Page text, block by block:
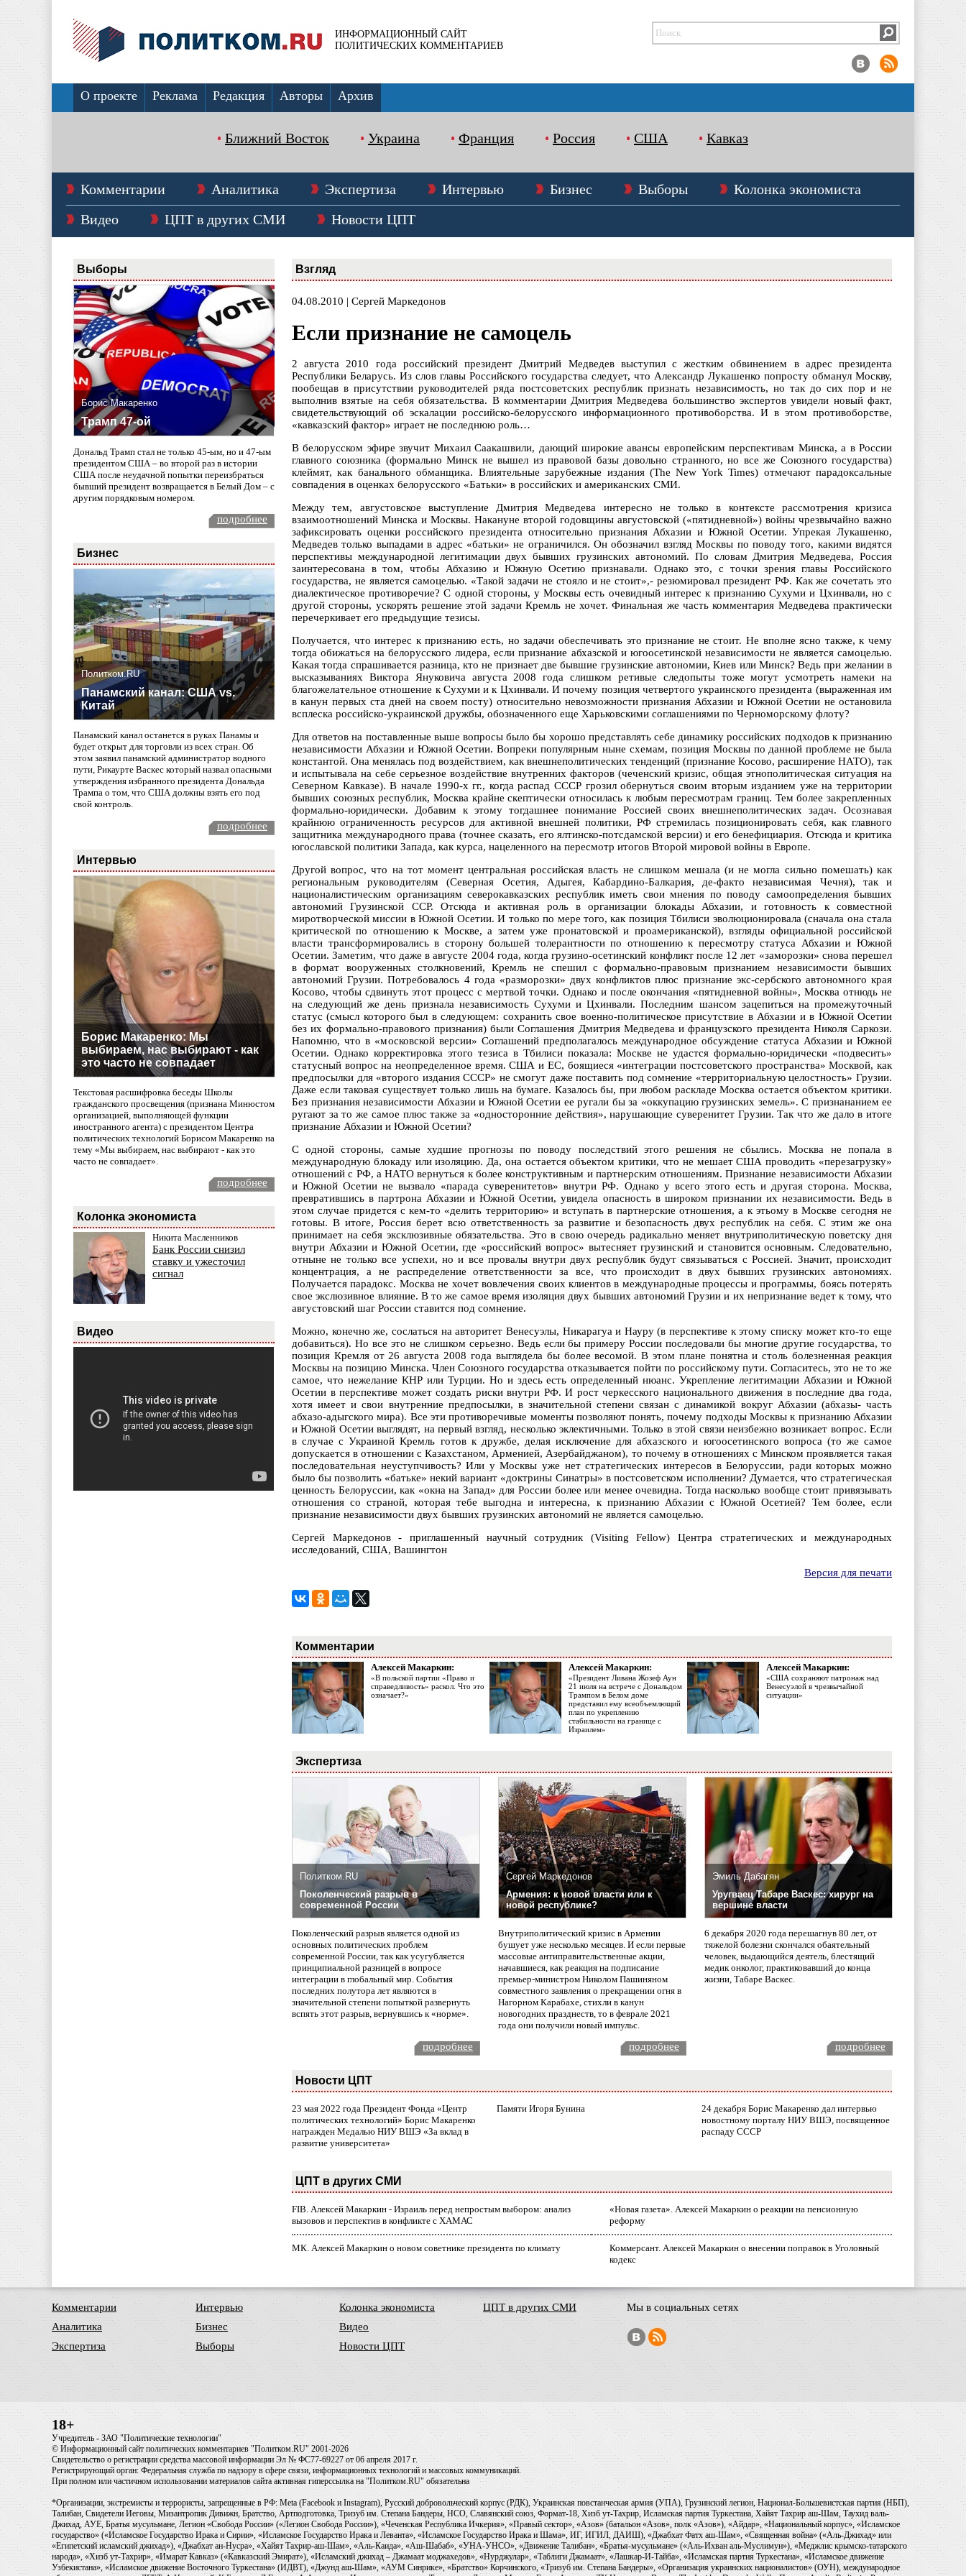
ИНФОРМАЦИОННЫЙ САЙТ
ПОЛИТИЧЕСКИХ КОММЕНТАРИЕВ
О проекте Реклама Редакция Авторы Архив
Ближний Восток Украина Франция Россия США Кавказ
Комментарии Аналитика Экспертиза Интервью Бизнес Выборы
Колонка экономиста
Видео
ЦПТ в других СМИ Новости ЦПТ
Выборы
Борис Макаренко
Трамп 47-ой
Дональд Трамп стал не только 45-ым, но и 47-ым
президентом США – во второй раз в истории
США после неудачной попытки переизбраться
бывший президент возвращается в Белый Дом – с
другим порядковым номером.
подробнее
Бизнес
Политком.RU
Панамский канал: США vs.
Китай
Панамский канал останется в руках Панамы и
будет открыт для торговли из всех стран. Об
этом заявил панамский администратор водного
пути, Рикаурте Васкес который назвал опасными
утверждения избранного президента Дональда
Трампа о том, что США должны взять его под
свой контроль.
подробнее
Интервью
Борис Макаренко: Мы
выбираем, нас выбирают - как
это часто не совпадает
Текстовая расшифровка беседы Школы
гражданского просвещения (признана Минюстом
организацией, выполняющей функции
иностранного агента) с президентом Центра
политических технологий Борисом Макаренко на
тему «Мы выбираем, нас выбирают - как это
часто не совпадает».
подробнее
Колонка экономиста
Никита Масленников
Банк России снизил
ставку и ужесточил
сигнал
Видео
Взгляд
04.08.2010 | Сергей Маркедонов
Если признание не самоцель
2 августа 2010 года российский президент Дмитрий Медведев выступил с жестким обвинением в адрес президента
Республики Беларусь. Из слов главы Российского государства следует, что Александр Лукашенко попросту обманул Москву,
пообещав в присутствии руководителей ряда постсоветских республик признать независимость, но так до сих пор и не
выполнив взятые на себя обязательства. В комментарии Дмитрия Медведева большинство экспертов увидели новый факт,
свидетельствующий об эскалации российско-белорусского информационного противоборства. И в этом противоборстве,
«кавказский фактор» играет не последнюю роль…
В белорусском эфире звучит Михаил Саакашвили, дающий широкие авансы европейским перспективам Минска, а в России
главного союзника (формально Минск не вышел из правовой базы довольно странного, но все же Союзного государства)
клеймят, как банального обманщика. Влиятельные зарубежные издания (The New York Times) отмечают парадоксальные
совпадения в оценках белорусского «Батьки» в российских и американских СМИ.
Между тем, августовское выступление Дмитрия Медведева интересно не только в контексте рассмотрения кризиса
взаимоотношений Минска и Москвы. Накануне второй годовщины августовской («пятидневной») войны чрезвычайно важно
зафиксировать оценки российского президента относительно признания Абхазии и Южной Осетии. Упрекая Лукашенко,
Медведев только выпадами в адрес «батьки» не ограничился. Он обозначил взгляд Москвы по поводу того, какими видятся
перспективы международной легитимации двух бывших грузинских автономий. По словам Дмитрия Медведева, Россия
заинтересована в том, чтобы Абхазию и Южную Осетию признавали. Однако это, с точки зрения главы Российского
государства, не является самоцелью. «Такой задачи не стояло и не стоит»,- резюмировал президент РФ. Как же сочетать это
диалектическое противоречие? С одной стороны, у Москвы есть очевидный интерес к признанию Сухуми и Цхинвали, но с
другой стороны, ускорять решение этой задачи Кремль не хочет. Финальная же часть комментария Медведева практически
перечеркивает его предыдущие тезисы.
Получается, что интерес к признанию есть, но задачи обеспечивать это признание не стоит. Не вполне ясно также, к чему
тогда обижаться на белорусского лидера, если признание абхазской и югоосетинской независимости не является самоцелью.
Какая тогда спрашивается разница, кто не признает две бывшие грузинские автономии, Киев или Минск? Ведь при желании в
высказываниях Виктора Януковича августа 2008 года слишком ретивые следопыты тоже могут усмотреть намеки на
благожелательное отношение к Сухуми и к Цхинвали. И почему позиция четвертого украинского президента (выраженная им
в канун первых ста дней на своем посту) относительно невозможности признания Абхазии и Южной Осетии не остановила
всплеска российско-украинской дружбы, обозначенного еще Харьковскими соглашениями по Черноморскому флоту?
Для ответов на поставленные выше вопросы было бы хорошо представлять себе динамику российских подходов к признанию
независимости Абхазии и Южной Осетии. Вопреки популярным ныне схемам, позиция Москвы по данной проблеме не была
константой. Она менялась под воздействием, как внешнеполитических тенденций (признание Косово, расширение НАТО), так
и испытывала на себе серьезное воздействие внутренних факторов (чеченский кризис, общая этнополитическая ситуация на
Северном Кавказе). В начале 1990-х гг., когда распад СССР грозил обернуться своим вторым изданием уже на территории
бывших союзных республик, Москва крайне скептически относилась к любым пересмотрам границ. Тем более закрепленных
формально-юридически. Добавим к этому тогдашнее понимание Россией своих внешнеполитических задач. Осознавая
крайнюю ограниченность ресурсов для активной внешней политики, РФ стремилась позиционировать себя, как главного
защитника международного права (точнее сказать, его ялтинско-потсдамской версии) и его бенефициария. Отсюда и критика
югославской политики Запада, как курса, нацеленного на пересмотр итогов Второй мировой войны в Европе.
Другой вопрос, что на тот момент центральная российская власть не слишком мешала (и не могла сильно помешать) как
региональным руководителям (Северная Осетия, Адыгея, Кабардино-Балкария, де-факто независимая Чечня), так и
националистическим организациям северокавказских республик иметь свои мнения по поводу самоопределения бывших
автономий Грузинской ССР. Отсюда и активная роль в организации блокады Абхазии, и готовность к совместной
миротворческой миссии в Южной Осетии. И только по мере того, как позиция Тбилиси эволюционировала (сначала она стала
критической по отношению к Москве, а затем уже пронатовской и проамериканской), взгляды официальной российской
власти трансформировались в сторону большей толерантности по отношению к пересмотру статуса Абхазии и Южной
Осетии. Заметим, что даже в августе 2004 года, когда грузино-осетинский конфликт после 12 лет «заморозки» снова перешел
в формат вооруженных столкновений, Кремль не спешил c формально-правовым признанием независимости бывших
автономий Грузии. Потребовалось 4 года «разморозки» двух конфликтов плюс признание экс-сербского автономного края
Косово, чтобы сдвинуть этот процесс с мертвой точки. Однако и после окончания «пятидневной войны», Москва отнюдь не
на следующий же день признала независимость Сухуми и Цхинвали. Последним шансом зацепиться на промежуточный
статус (смысл которого был в следующем: сохранить свое военно-политическое присутствие в Абхазии и в Южной Осетии
без их формально-правового признания) были Соглашения Дмитрия Медведева и французского президента Николя Саркози.
Напомню, что в «московской версии» Соглашений предполагалось международное обсуждение статуса Абхазии и Южной
Осетии. Однако корректировка этого тезиса в Тбилиси показала: Москве не удастся формально-юридически «подвесить»
статусный вопрос на неопределенное время. США и ЕС, боящиеся «интеграции постсоветского пространства» Москвой, как
предпосылки для «второго издания СССР» не смогут даже поставить под сомнение «территориальную целостность» Грузии.
Даже если таковая существует только лишь на бумаге. Казалось бы, при любом раскладе Москва остается объектом критики.
Без признания независимости Абхазии и Южной Осетии ее ругали бы за «оккупацию грузинских земель». С признананием ее
ругают за то же самое плюс также за «односторонние действия», нарушающие суверенитет Грузии. Так что же дало в итоге
признание Абхазии и Южной Осетии?
С одной стороны, самые худшие прогнозы по поводу последствий этого решения не сбылись. Москва не попала в
международную блокаду или изоляцию. Да, она остается объектом критики, что не мешает США проводить «перезагрузку»
отношений с РФ, а НАТО вернуться к более конструктивным и партнерским отношениям. Признание независимости Абхазии
и Южной Осетии не вызвало «парада суверенитетов» внутри РФ. Однако у всего этого есть и другая сторона. Москва,
превратившись в партрона Абхазии и Южной Осетии, увидела опасность в широком признании их независимости. Ведь в
этом случае придется с кем-то «делить территорию» и вступать в партнерские отношения, а к этьому в Москве сегодня не
готовы. В итоге, Россия берет всю ответственность за развитие и безопасность двух республик на себя. С этим же она
принимает на себя эксклюзивные обязательства. Это в свою очередь радикально меняет внутриполитическую поветску дня
внутри Абхазии и Южной Осетии, где «российский вопрос» вытесняет грузинский и становится основным. Следовательно,
отныне не только все успехи, но и все провалы внутри двух республик будут связываться с Россией. Значит, происходит
концентрация, а не распределение ответственности за все, что происходит в двух бывших грузинских автономиях.
Получается парадокс. Москва не хочет вовлечения своих клиентов в международные процессы и программы, боясь потерять
свое экслюзивное влияние. В то же самое время изоляция двух бывших автономий Грузии и их непризнание ведет к тому, что
августовский шаг России ставится под сомнение.
Можно, конечно же, сослаться на авторитет Венесуэлы, Никарагуа и Науру (в перспективе к этому списку может кто-то еще
добавиться). Но все это не слишком серьезно. Ведь если бы примеру России последовали бы многие другие государства, то
позиция Кремля от 26 августа 2008 года выглядела бы более весомой. В этом плане понятна и столь болезненная реакция
Москвы на позицию Минска. Член Союзного государства отказывается пойти по российскому пути. Согласитесь, это не то же
самое, что нежелание КНР или Турции. Но и здесь есть определенный нюанс. Укрепление легитимации Абхазии и Южной
Осетии в перспективе может создать риски внутри РФ. И рост черкесского национального движения в последние два года,
хотя имеет и свои внутренние предпосылки, в значительной степени связан с динамикой вокруг Абхазии (абхазы- часть
абхазо-адыгского мира). Все эти противоречивые моменты позволяют понять, почему подходы Москвы к признанию Абхазии
и Южной Осетии выглядят, на первый взгляд, несколько эклектичными. Только в этой связи неизбежно возникает вопрос. Если
в случае с Украиной Кремль готов к дружбе, делая исключение для абхазского и югоосетинского вопроса (то же самое
допускается в отношении с Казахстаном, Арменией, Азербайджаном), то почему в отношениях с Минском проявляется такая
последовательная неуступчивость? Или у Москвы уже нет стратегических интересов в Белоруссии, ради которых можно
было бы позволить «батьке» некий вариант «доктрины Синатры» в постсоветском исполнении? Думается, что стратегическая
ценность Белоруссии, как «окна на Запад» для России более или менее очевидна. Тогда насколько вообще стоит привязывать
отношения со страной, которая тебе выгодна и интересна, к признанию Абхазии с Южной Осетией? Тем более, если
признание независимости двух бывших грузинских автономий не является самоцелью.
Сергей Маркедонов - приглашенный научный сотрудник (Visiting Fellow) Центра стратегических и международных
исследований, США, Вашингтон
Версия для печати
Комментарии
Алексей Макаркин:
«В польской партии «Право и
справедливость» раскол. Что это
означает?»
Алексей Макаркин:
«Президент Ливана Жозеф Аун
21 июля на встрече с Дональдом
Трампом в Белом доме
представил ему всеобъемлющий
план по укреплению
стабильности на границе с
Израилем»
Алексей Макаркин:
«США сохраняют патронаж над
Венесуэлой в чрезвычайной
ситуации»
Экспертиза
Политком.RU
Поколенческий разрыв в
современной России
Поколенческий разрыв является одной из
основных политических проблем
современной России, так как усугубляется
принципиальной разницей в вопросе
интеграции в глобальный мир. События
последних полутора лет являются в
значительной степени попыткой развернуть
вспять этот разрыв, вернувшись к «норме».
Сергей Маркедонов
Армения: к новой власти или к
новой республике?
Внутриполитический кризис в Армении
бушует уже несколько месяцев. И если первые
массовые антиправительственные акции,
начавшиеся, как реакция на подписание
премьер-министром Николом Пашиняном
совместного заявления о прекращении огня в
Нагорном Карабахе, стихли в канун
новогодних празднеств, то в феврале 2021
года они получили новый импульс.
Эмиль Дабагян
Уругваец Табаре Васкес: хирург на
вершине власти
6 декабря 2020 года перешагнув 80 лет, от
тяжелой болезни скончался обаятельный
человек, выдающийся деятель, блестящий
медик онколог, практиковавший до конца
жизни, Табаре Васкес.
подробнее подробнее подробнее
Новости ЦПТ
23 мая 2022 года Президент Фонда «Центр
политических технологий» Борис Макаренко
награжден Медалью НИУ ВШЭ «За вклад в
развитие университета»
Памяти Игоря Бунина
24 декабря Борис Макаренко дал интервью
новостному порталу НИУ ВШЭ, посвященное
распаду СССР
ЦПТ в других СМИ
FIB. Алексей Макаркин - Израиль перед непростым выбором: анализ
вызовов и перспектив в конфликте с ХАМАС
«Новая газета». Алексей Макаркин о реакции на пенсионную
реформу
МК. Алексей Макаркин о новом советнике президента по климату
Коммерсант. Алексей Макаркин о внесении поправок в Уголовный
кодекс
Комментарии
Аналитика
Экспертиза
Интервью
Бизнес
Выборы
Колонка экономиста
Видео
Новости ЦПТ
ЦПТ в других СМИ Мы в социальных сетях
18+
Учредитель - ЗАО "Политические технологии"
© Информационный сайт политических комментариев "Политком.RU" 2001-2026
Свидетельство о регистрации средства массовой информации Эл № ФС77-69227 от 06 апреля 2017 г.
Регистрирующий орган: Федеральная служба по надзору в сфере связи, информационных технологий и массовых коммуникаций.
При полном или частичном использовании материалов сайта активная гиперссылка на "Политком.RU" обязательна
*Организации, экстремисты и террористы, запрещенные в РФ: Meta (Facebook и Instagram), Русский добровольческий корпус (РДК), Украинская повстанческая армия (УПА), Грузинский легион, Национал-Большевистская партия (НБП),
Талибан, Свидетели Иеговы, Мизантропик Дивижн, Братство, Артподготовка, Тризуб им. Степана Бандеры, НСО, Славянский союз, Формат-18, Хизб ут-Тахрир, Исламская партия Туркестана, Хайят Тахрир аш-Шам, Таухид валь-
Джихад, АУЕ, Братья мусульмане, Легион «Свобода России» («Легион Свобода России»), «Чеченская Республика Ичкерия», «Правый сектор», «Азов» (батальон «Азов», полк «Азов»), «Айдар», «Национальный корпус», «Исламское
государство» («Исламское Государство Ирака и Сирии», «Исламское Государство Ирака и Леванта», «Исламское Государство Ирака и Шама», ИГ, ИГИЛ, ДАИШ), «Джабхат Фатх аш-Шам», «Священная война» («Аль-Джихад» или
«Египетский исламский джихад»), «Джабхат ан-Нусра», «Хайят Тахрир-аш-Шам», «Аль-Каида», «Аш-Шабаб», «УНА-УНСО», «Движение Талибан», «Братья-мусульмане» («Аль-Ихван аль-Муслимун»), «Меджлис крымско-татарского
народа», «Хизб ут-Тахрир», «Имарат Кавказ» («Кавказский Эмират»), «Исламский джихад – Джамаат моджахедов», «Нурджулар», «Таблиги Джамаат», «Лашкар-И-Тайба», «Исламская партия Туркестана», «Исламское движение
Узбекистана», «Исламское движение Восточного Туркестана» (ИДВТ), «Джунд аш-Шам», «АУМ Синрике», «Братство» Корчинского, «Тризуб им. Степана Бандеры», «Организация украинских националистов» (ОУН), международное